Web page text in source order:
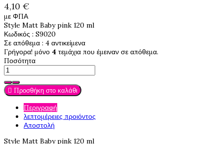
4,10 €
με ΦΠΑ
Style Matt Baby pink 120 ml
Κωδικός : S9020
Σε απόθεμα : 4 αντικείμενα
Γρήγορα! μόνο 4 τεμάχια που έμειναν σε απόθεμα.
Ποσότητα
 Προσθήκη στο καλάθι
Περιγραφή
λεπτομέρειες προιόντος
Αποστολή
Style Matt Baby pink 120 ml